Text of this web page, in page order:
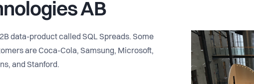
AB
data-product called SQL Spreads. Some
are Coca-Cola, Samsung, Microsoft,
and Stanford.